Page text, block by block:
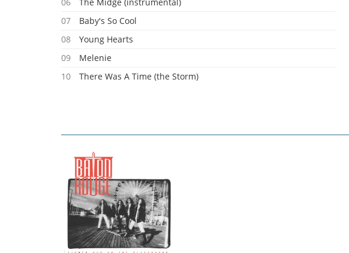
07
Baby's So Cool
08
Young Hearts
09
Melenie
10
There Was A Time (the Storm)